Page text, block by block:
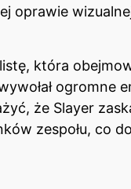
oprawie
która
ogromne
że Slayer
zespołu, co